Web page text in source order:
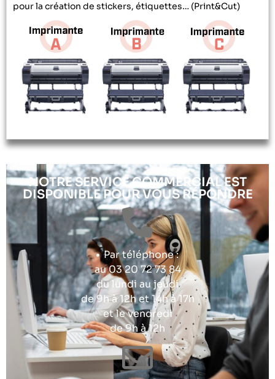
pour la création de stickers, étiquettes… (Print&Cut)
NOTRE SERVICE COMMERCIAL EST
DISPONIBLE POUR VOUS RÉPONDRE
Par téléphone :
au 03 20 72 73 84
du lundi au jeudi
de 9h à 12h et 14h à 17h
et le vendredi
de 9h à 12h